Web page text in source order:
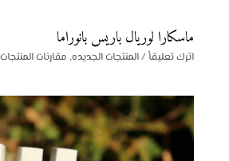
ماسكارا لوريال باريس بانوراما
اترك تعليقاً/المنتجات الجديده, مقارنات المنتجات